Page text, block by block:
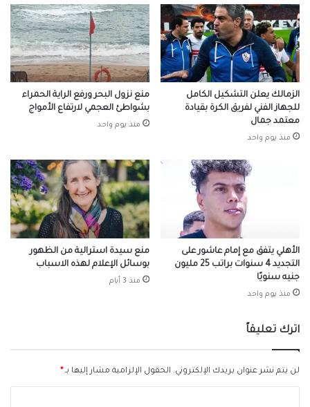
الزمالك يعلن التشكيل الكامل
للجهاز الفني لفريق الكرة بقيادة
معتمد جمال
منذ يوم واحد
منع نزول البحر ورفع الراية الحمراء
بشواطئ العجمي لارتفاع الأمواج
منذ يوم واحد
الأهلي يتفق مع إمام عاشور على
التجديد 4 سنوات براتب 25 مليون
جنيه سنويًا
منذ يوم واحد
منع سيدة استرالية من الظهور
بوسائل الإعلام لهذه الاسباب
منذ 3 أيام
اترك تعليقاً
لن يتم نشر عنوان بريدك الإلكتروني. الحقول الإلزامية مشار إليها بـ*